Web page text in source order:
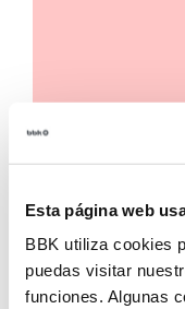
Esta página web
BBK utiliza cookies
puedas visitar
funciones. Algunas